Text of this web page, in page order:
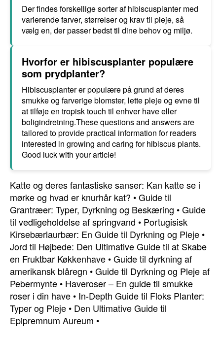
Der findes forskellige sorter af hibiscusplanter med
varierende farver, størrelser og krav til pleje, så
vælg en, der passer bedst til dine behov og miljø.
Hvorfor er hibiscusplanter populære
som prydplanter?
Hibiscusplanter er populære på grund af deres
smukke og farverige blomster, lette pleje og evne til
at tilføje en tropisk touch til enhver have eller
boligindretning.These questions and answers are
tailored to provide practical information for readers
interested in growing and caring for hibiscus plants.
Good luck with your article!
Katte og deres fantastiske sanser: Kan katte se i
mørke og hvad er knurhår kat? •Guide til
Grantræer: Typer, Dyrkning og Beskæring •Guide
til vedligeholdelse af springvand • Portugisisk
Kirsebærlaurbær: En Guide til Dyrkning og Pleje •
Jord til Højbede: Den Ultimative Guide til at Skabe
en Fruktbar Køkkenhave •Guide til dyrkning af
amerikansk blåregn •Guide til Dyrkning og Pleje af
Pebermynte • Haveroser – En guide til smukke
roser i din have • In-Depth Guide til Floks Planter:
Typer og Pleje • Den Ultimative Guide til
Epipremnum Aureum •